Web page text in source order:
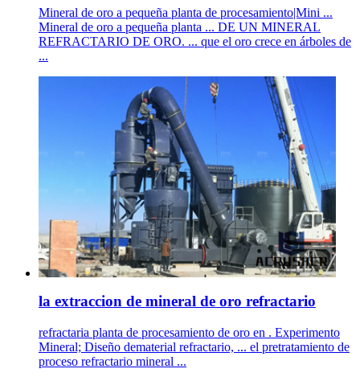
Mineral de oro a pequeña planta de procesamiento|Mini ...
Mineral de oro a pequeña planta ... DE UN MINERAL
REFRACTARIO DE ORO. ... que el oro crece en árboles de
...
la extraccion de mineral de oro refractario
refractaria planta de procesamiento de oro en . Experimento
Mineral; Diseño dematerial refractario, ... el pretratamiento de
proceso refractario mineral ...